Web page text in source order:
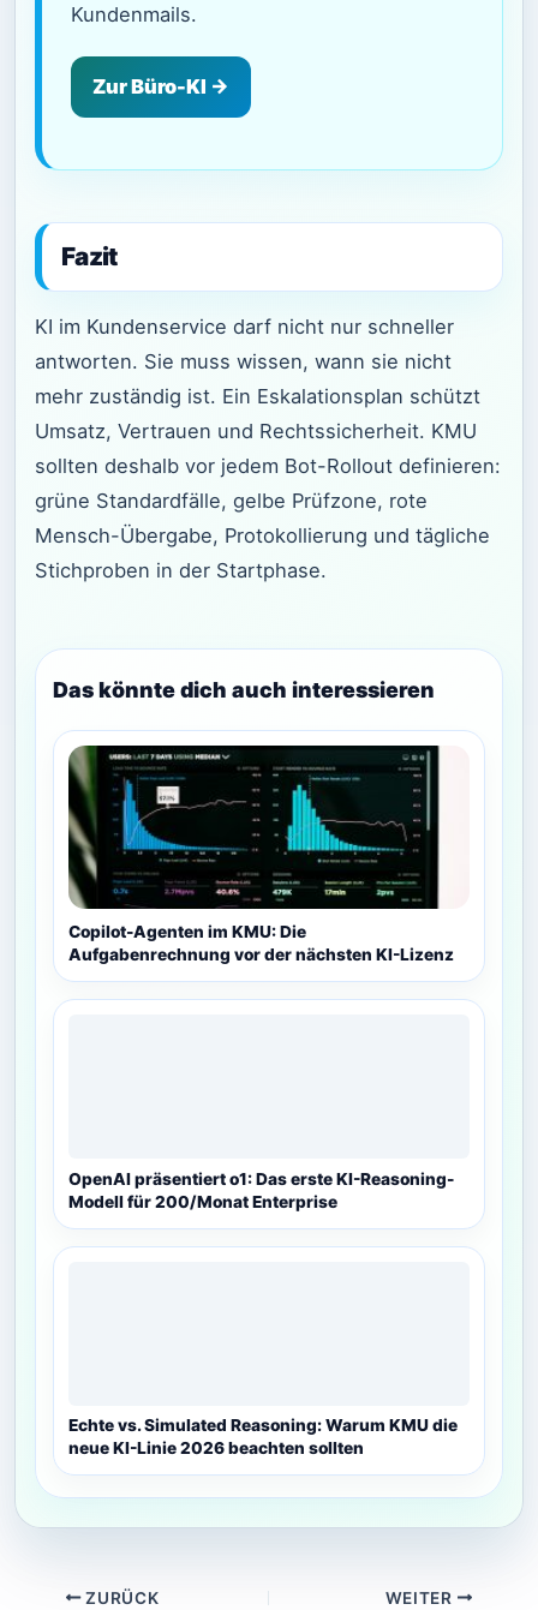
Kundenmails.
Zur Büro-KI →
Fazit
KI im Kundenservice darf nicht nur schneller
antworten. Sie muss wissen, wann sie nicht
mehr zuständig ist. Ein Eskalationsplan schützt
Umsatz, Vertrauen und Rechtssicherheit. KMU
sollten deshalb vor jedem Bot-Rollout definieren:
grüne Standardfälle, gelbe Prüfzone, rote
Mensch-Übergabe, Protokollierung und tägliche
Stichproben in der Startphase.
Das könnte dich auch interessieren
Copilot-Agenten im KMU: Die
Aufgabenrechnung vor der nächsten KI-Lizenz
OpenAI präsentiert o1: Das erste KI-Reasoning-
Modell für 200/Monat Enterprise
Echte vs. Simulated Reasoning: Warum KMU die
neue KI-Linie 2026 beachten sollten
ZURÜCK WEITER